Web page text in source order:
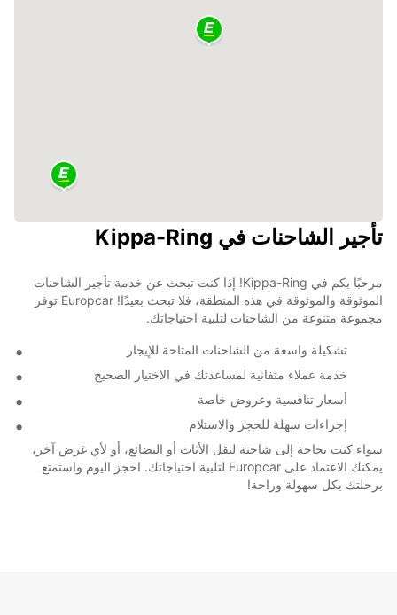
تأجير الشاحنات في Kippa-Ring
مرحبًا بكم في Kippa-Ring! إذا كنت تبحث عن خدمة تأجير الشاحنات
الموثوقة والموثوقة في هذه المنطقة، فلا تبحث بعيدًا! Europcar توفر
مجموعة متنوعة من الشاحنات لتلبية احتياجاتك.
تشكيلة واسعة من الشاحنات المتاحة للإيجار
خدمة عملاء متفانية لمساعدتك في الاختيار الصحيح
أسعار تنافسية وعروض خاصة
إجراءات سهلة للحجز والاستلام
سواء كنت بحاجة إلى شاحنة لنقل الأثاث أو البضائع، أو لأي غرض آخر،
يمكنك الاعتماد على Europcar لتلبية احتياجاتك. احجز اليوم واستمتع
برحلتك بكل سهولة وراحة!